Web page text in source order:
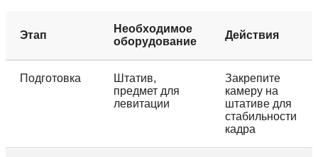
Этап
Необходимое
оборудование
Действия
Подготовка
Штатив,
предмет для
левитации
Закрепите
камеру на
штативе для
стабильности
кадра